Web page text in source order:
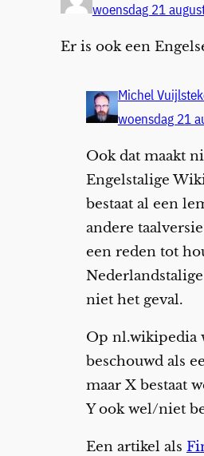
woensdag 21
Er is ook een
Michel
woensdag 21
Ook dat maakt
Engelstalige
bestaat al een
andere
een reden tot
niet het geval.
Op nl.wikipedia
beschouwd als
maar X bestaat
Y ook wel/niet
Een artikel als